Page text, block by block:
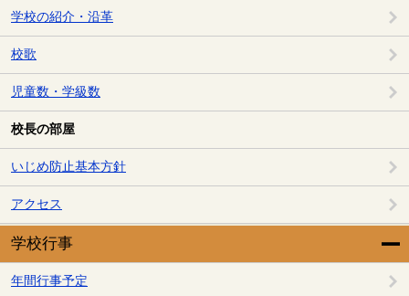
学校の紹介・沿革
校歌
児童数・学級数
校長の部屋
いじめ防止基本方針
アクセス
学校行事
年間行事予定